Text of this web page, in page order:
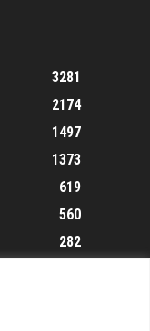
3281
2174
1497
1373
619
560
282